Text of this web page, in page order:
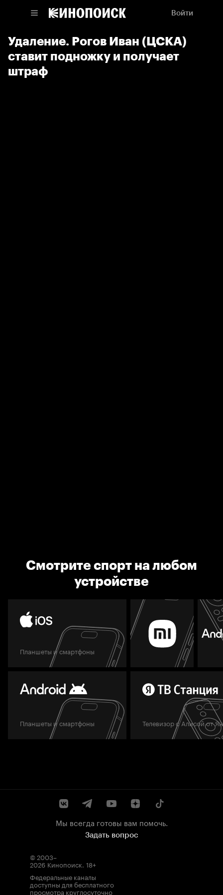
Войти
Удаление. Рогов Иван (ЦСКА)
ставит подножку и получает
штраф
Смотрите спорт на любом
устройстве
Планшеты и смартфоны
Планшеты и смартфоны Телевизор с Алисой от
Мы всегда готовы вам помочь.
Задать вопрос
© 2003–
2026 Кинопоиск. 18+
Федеральные каналы
доступны для бесплатного
просмотра круглосуточно